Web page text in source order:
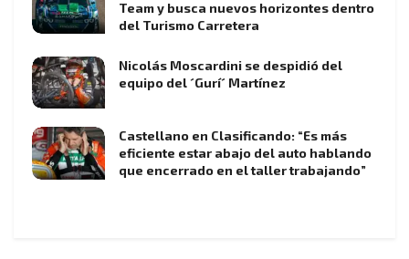
Team y busca nuevos horizontes dentro
del Turismo Carretera
Nicolás Moscardini se despidió del
equipo del ´Gurí´ Martínez
Castellano en Clasificando: “Es más
eficiente estar abajo del auto hablando
que encerrado en el taller trabajando”